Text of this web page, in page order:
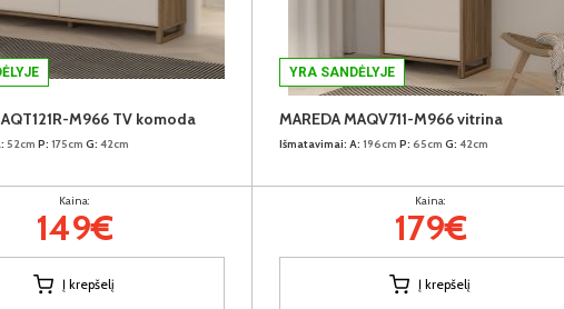
M966 TV komoda
52cm P: 175cm G: 42cm
Kaina:
149€
Į krepšelį
YRA SANDĖLYJE
MAREDA MAQV711-M966 vitrina
Išmatavimai: A: 196cm P: 65cm G: 42cm
Kaina:
179€
Į krepšelį